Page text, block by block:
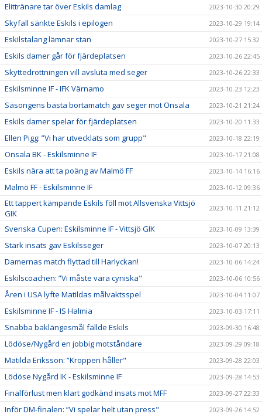
Elittränare tar över Eskils damlag 2023-10-30 20:29
Skyfall sänkte Eskils i epilogen 2023-10-29 19:14
Eskilstalang lämnar stan 2023-10-27 15:32
Eskils damer går för fjärdeplatsen 2023-10-26 22:45
Skyttedrottningen vill avsluta med seger 2023-10-26 22:33
Eskilsminne IF - IFK Värnamo 2023-10-23 12:23
Säsongens bästa bortamatch gav seger mot Onsala 2023-10-21 21:24
Eskils damer spelar för fjärdeplatsen 2023-10-20 11:33
Ellen Pigg: ”Vi har utvecklats som grupp" 2023-10-18 22:19
Onsala BK - Eskilsminne IF 2023-10-17 21:08
Eskils nära att ta poäng av Malmö FF 2023-10-14 16:16
Malmö FF - Eskilsminne IF 2023-10-12 09:36
Ett tappert kämpande Eskils föll mot Allsvenska Vittsjö
GIK
2023-10-11 21:12
Svenska Cupen: Eskilsminne IF - Vittsjö GIK 2023-10-09 13:39
Stark insats gav Eskilsseger 2023-10-07 20:13
Damernas match flyttad till Harlyckan! 2023-10-06 14:24
Eskilscoachen: ”Vi måste vara cyniska" 2023-10-06 10:56
Åren i USA lyfte Matildas målvaktsspel 2023-10-04 11:07
Eskilsminne IF - IS Halmia 2023-10-03 17:11
Snabba baklängesmål fällde Eskils 2023-09-30 16:48
Lödöse/Nygård en jobbig motståndare 2023-09-29 09:18
Matilda Eriksson: ”Kroppen håller" 2023-09-28 22:03
Lödöse Nygård IK - Eskilsminne IF 2023-09-28 14:53
Finalförlust men klart godkänd insats mot MFF 2023-09-27 22:33
Inför DM-finalen: ”Vi spelar helt utan press" 2023-09-26 14:52